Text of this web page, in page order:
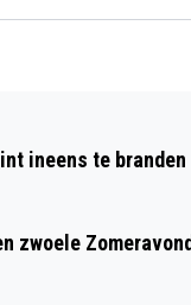
FLINKE
RENKUM
ineens te branden
zwoele